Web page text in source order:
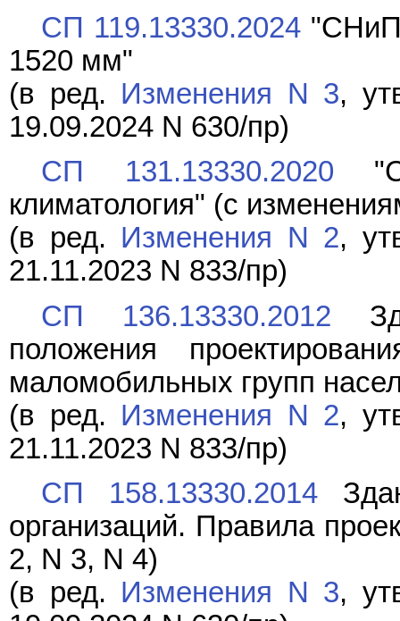
СП 119.13330.2024"СНиП
1520 мм"
(в ред. Изменения N 3,
19.09.2024 N 630/пр)
СП 131.13330.2020
климатология" (с
(в ред. Изменения N 2,
21.11.2023 N 833/пр)
СП 136.13330.2012
положения
маломобильных групп
(в ред. Изменения N 2,
21.11.2023 N 833/пр)
СП 158.13330.2014
организаций. Правила
2, N 3, N 4)
(в ред. Изменения N 3,